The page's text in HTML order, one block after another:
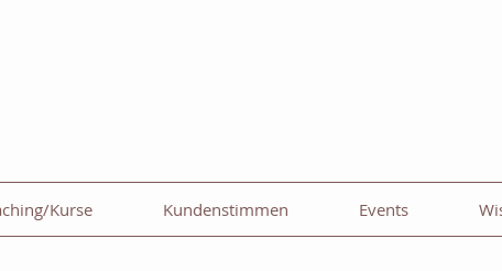
Kurse Kundenstimmen Events